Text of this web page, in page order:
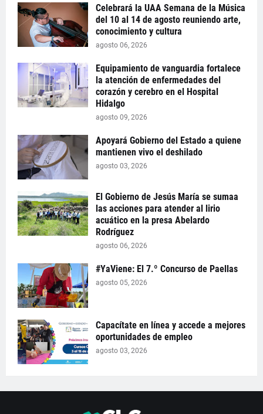
Celebrará la UAA Semana de la Música
del 10 al 14 de agosto reuniendo arte,
conocimiento y cultura
agosto 06, 2026
Equipamiento de vanguardia fortalece
la atención de enfermedades del
corazón y cerebro en el Hospital
Hidalgo
agosto 09, 2026
Apoyará Gobierno del Estado a quiene
mantienen vivo el deshilado
agosto 03, 2026
El Gobierno de Jesús María se sumaa
las acciones para atender al lirio
acuático en la presa Abelardo
Rodríguez
agosto 06, 2026
#YaViene: El 7.º Concurso de Paellas
agosto 05, 2026
Capacítate en línea y accede a mejores
oportunidades de empleo
agosto 03, 2026